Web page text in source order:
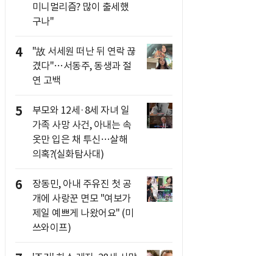
미니멀리즘? 많이 출세했
구나"
4
"故 서세원 떠난 뒤 연락 끊
겼다"…서동주, 동생과 절
연 고백
5
부모와 12세·8세 자녀 일
가족 사망 사건, 아내는 속
옷만 입은 채 투신…살해
의혹?(실화탐사대)
6
장동민, 아내 주유진 첫 공
개에 사랑꾼 면모 "여보가
제일 예쁘게 나왔어요" (미
쓰와이프)